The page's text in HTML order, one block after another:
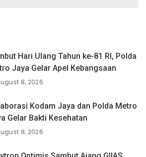
Hari Ulang Tahun ke-81 RI, Polda
Jaya Gelar Apel Kebangsaan
8, 2026
Kodam Jaya dan Polda Metro
Gelar Bakti Kesehatan
8, 2026